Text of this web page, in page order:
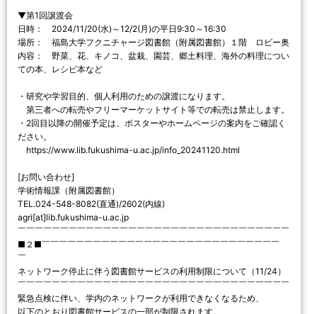
▼第1回譲渡会
日時： 2024/11/20(水)～12/2(月)の平日9:30～16:30
場所： 福島大学フクニチャージ図書館（附属図書館）１階 ロビー奥
内容： 野菜、花、キノコ、盆栽、園芸、郷土料理、海外の料理につい
ての本、レシピ本など
・研究や学習目的、個人利用のための譲渡になります。
第三者への転売やフリーマーケットサイト等での転売は禁止します。
・2回目以降の開催予定は、ポスターやホームページの案内をご確認く
ださい。
https://www.lib.fukushima-u.ac.jp/info_20241120.html
[お問い合わせ]
学術情報課（附属図書館）
TEL.024-548-8082(直通)/2602(内線)
agri[at]lib.fukushima-u.ac.jp
￣￣￣￣￣￣￣￣￣￣￣￣￣￣￣￣￣￣￣￣￣￣￣￣￣￣￣￣￣￣￣￣
■２■￣￣￣￣￣￣￣￣￣￣￣￣￣￣￣￣￣￣￣￣￣￣￣￣￣￣￣￣
￣
ネットワーク停止に伴う図書館サービスの利用制限について（11/24）
￣￣￣￣￣￣￣￣￣￣￣￣￣￣￣￣￣￣￣￣￣￣￣￣￣￣￣￣￣￣￣￣
緊急点検に伴い、学内のネットワークが利用できなくなるため、
以下のとおり図書館サービスの一部が制限されます。